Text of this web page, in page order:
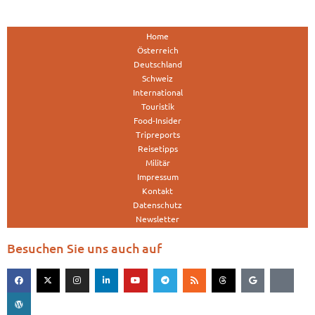
Home
Österreich
Deutschland
Schweiz
International
Touristik
Food-Insider
Tripreports
Reisetipps
Militär
Impressum
Kontakt
Datenschutz
Newsletter
Besuchen Sie uns auch auf